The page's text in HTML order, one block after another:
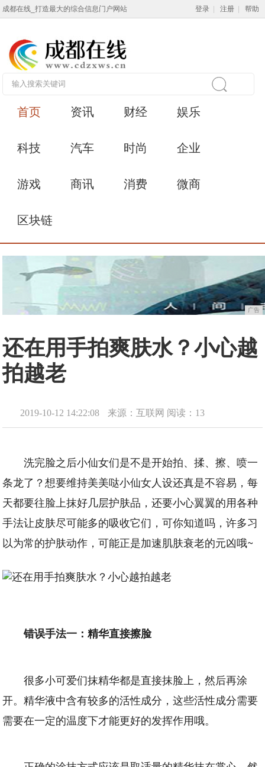
成都在线_打造最大的综合信息门户网站 登录 注册 帮助
首页 资讯 财经 娱乐
科技 汽车 时尚 企业
游戏 商讯 消费 微商
区块链
广告
还在用手拍爽肤水？小心越
拍越老
2019-10-12 14:22:08 来源：互联网 阅读：13
洗完脸之后小仙女们是不是开始拍、揉、擦、喷一
条龙了？想要维持美美哒小仙女人设还真是不容易，每
天都要往脸上抹好几层护肤品，还要小心翼翼的用各种
手法让皮肤尽可能多的吸收它们，可你知道吗，许多习
以为常的护肤动作，可能正是加速肌肤衰老的元凶哦~
错误手法一：精华直接擦脸
很多小可爱们抹精华都是直接抹脸上，然后再涂
开。精华液中含有较多的活性成分，这些活性成分需要
需要在一定的温度下才能更好的发挥作用哦。